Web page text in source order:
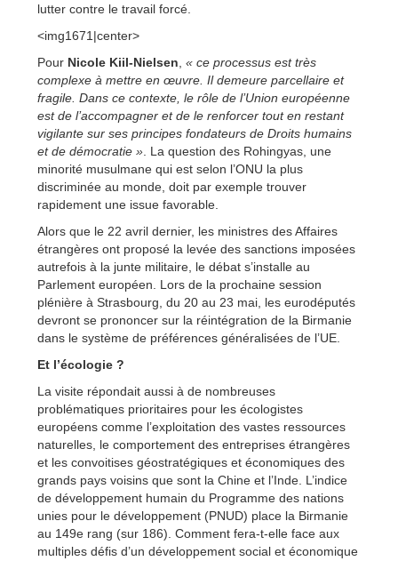
lutter contre le travail forcé.
<img1671|center>
Pour Nicole Kiil-Nielsen, « ce processus est très
complexe à mettre en œuvre. Il demeure parcellaire et
fragile. Dans ce contexte, le rôle de l’Union européenne
est de l’accompagner et de le renforcer tout en restant
vigilante sur ses principes fondateurs de Droits humains
et de démocratie ». La question des Rohingyas, une
minorité musulmane qui est selon l’ONU la plus
discriminée au monde, doit par exemple trouver
rapidement une issue favorable.
Alors que le 22 avril dernier, les ministres des Affaires
étrangères ont proposé la levée des sanctions imposées
autrefois à la junte militaire, le débat s’installe au
Parlement européen. Lors de la prochaine session
plénière à Strasbourg, du 20 au 23 mai, les eurodéputés
devront se prononcer sur la réintégration de la Birmanie
dans le système de préférences généralisées de l’UE.
Et l’écologie ?
La visite répondait aussi à de nombreuses
problématiques prioritaires pour les écologistes
européens comme l’exploitation des vastes ressources
naturelles, le comportement des entreprises étrangères
et les convoitises géostratégiques et économiques des
grands pays voisins que sont la Chine et l’Inde. L’indice
de développement humain du Programme des nations
unies pour le développement (PNUD) place la Birmanie
au 149e rang (sur 186). Comment fera-t-elle face aux
multiples défis d’un développement social et économique